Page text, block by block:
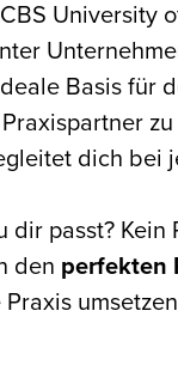
University
Basis für
dich bei
passt?
den perfekten